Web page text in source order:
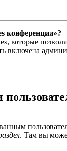
конференции»?
которые
включена
. Там вы